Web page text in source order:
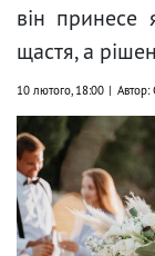
він принесе
щастя, а
10 лютого, 18:00 Автор: